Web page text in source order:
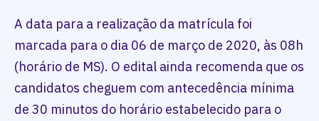
A data para a realização da matrícula foi
marcada para o dia 06 de março de 2020, às 08h
(horário de MS). O edital ainda recomenda que os
candidatos cheguem com antecedência mínima
de 30 minutos do horário estabelecido para o